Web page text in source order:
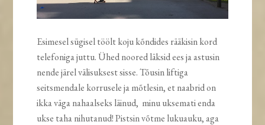
Esimesel sügisel töölt koju kõndides rääkisin kord
telefoniga juttu. Ühed noored läksid ees ja astusin
nende järel välisuksest sisse. Tõusin liftiga
seitsmendale korrusele ja mõtlesin, et naabrid on
ikka väga nahaalseks läinud, minu uksemati enda
ukse taha nihutanud! Pistsin võtme lukuauku, aga